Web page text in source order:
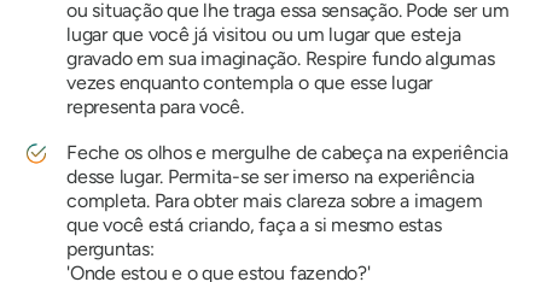
ou situação que lhe traga essa sensação. Pode ser um
lugar que você já visitou ou um lugar que esteja
gravado em sua imaginação. Respire fundo algumas
vezes enquanto contempla o que esse lugar
representa para você.
Feche os olhos e mergulhe de cabeça na experiência
desse lugar. Permita-se ser imerso na experiência
completa. Para obter mais clareza sobre a imagem
que você está criando, faça a si mesmo estas
perguntas:
'Onde estou e o que estou fazendo?'